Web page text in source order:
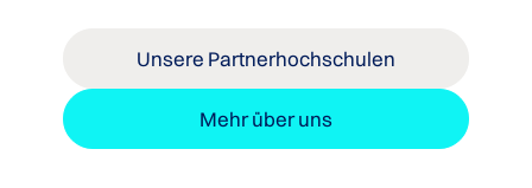
Unsere Partnerhochschulen
Mehr über uns